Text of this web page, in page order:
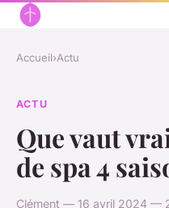
Accueil›Actu
ACTU
Que vaut
de spa 4
Clément — 16 avril 2024 —